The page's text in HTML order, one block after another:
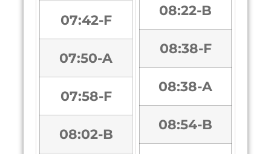
07:42-F
07:50-A
07:58-F
08:02-B
08:22-B
08:38-F
08:38-A
08:54-B